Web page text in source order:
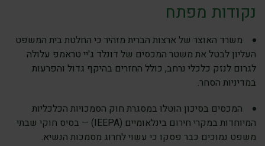
נקודות מפתח
משרד האוצר של ארצות הברית מזהיר כי החלטת בית המשפט
העליון לבטל את משטר המכסים של דונלד ג'יי טראמפ עלולה
לגרום לנזק כלכלי נרחב, כולל החזרים בהיקף גדול והפרעות
במדיניות הסחר.
המכסים בסיכון הוטלו במסגרת חוק הסמכויות הכלכליות
המיוחדות במקרי חירום בינלאומיים (IEEPA) — בסיס חוקי שבתי
משפט נמוכים כבר פסקו כי עשוי לחרוג מסמכות הנשיא.